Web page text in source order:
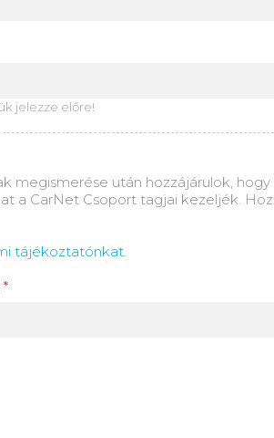
jelezze előre!
után hozzájárulok,
a CarNet Csoport tagjai kezeljék.
tájékoztatónkat.
*